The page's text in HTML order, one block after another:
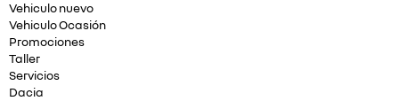
Vehiculo nuevo
Vehiculo Ocasión
Promociones
Taller
Servicios
Dacia